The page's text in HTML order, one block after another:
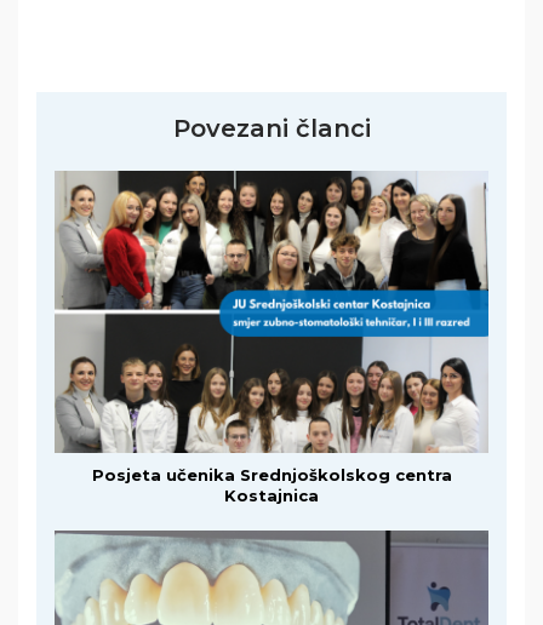
Povezani članci
Posjeta učenika Srednjoškolskog centra
Kostajnica